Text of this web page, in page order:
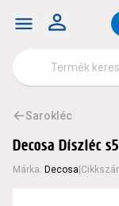
Sarokléc
Decosa Díszléc
Márka: Decosa